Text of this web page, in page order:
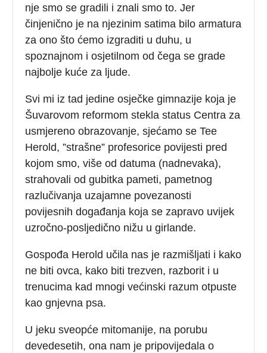
nje smo se gradili i znali smo to. Jer
činjenično je na njezinim satima bilo armatura
za ono što ćemo izgraditi u duhu, u
spoznajnom i osjetilnom od čega se grade
najbolje kuće za ljude.
Svi mi iz tad jedine osječke gimnazije koja je
Šuvarovom reformom stekla status Centra za
usmjereno obrazovanje, sjećamo se Tee
Herold, ”strašne” profesorice povijesti pred
kojom smo, više od datuma (nadnevaka),
strahovali od gubitka pameti, pametnog
razlučivanja uzajamne povezanosti
povijesnih događanja koja se zapravo uvijek
uzročno-posljedično nižu u girlande.
Gospođa Herold učila nas je razmišljati i kako
ne biti ovca, kako biti trezven, razborit i u
trenucima kad mnogi većinski razum otpuste
kao gnjevna psa.
U jeku sveopće mitomanije, na porubu
devedesetih, ona nam je pripovijedala o